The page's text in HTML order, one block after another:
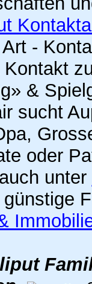
-
&
sucht
oder
unter
günstige